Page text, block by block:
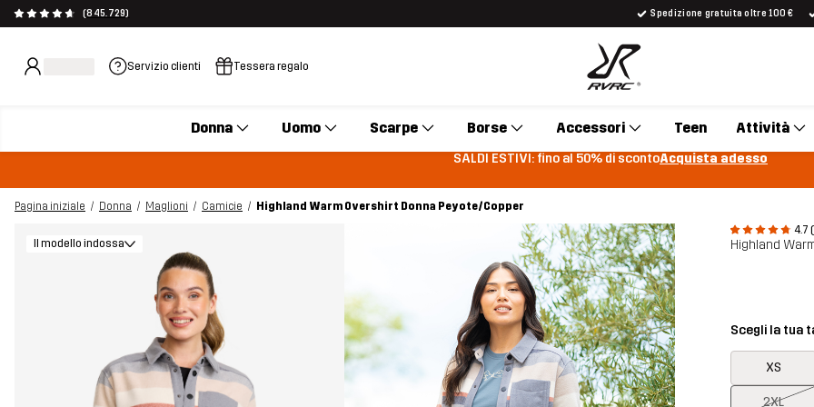
(845.729) Spedizione gratuita oltre 100 €
Servizio clienti Tessera regalo
Donna Uomo Scarpe Borse Accessori Teen Attività
SALDI ESTIVI: fino al 50% di scontoAcquista adesso
Pagina iniziale Donna Maglioni Camicie
Highland Warm Overshirt Donna Peyote/Copper
4.7
Highland
Il modello indossa
Scegli la tua
XS
2XL